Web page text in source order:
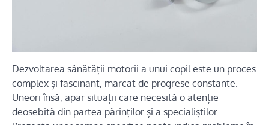
Dezvoltarea sănătății motorii a unui copil este un proces
complex și fascinant, marcat de progrese constante.
Uneori însă, apar situații care necesită o atenție
deosebită din partea părinților și a specialiștilor.